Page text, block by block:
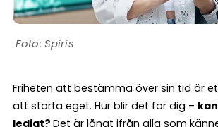
Spiris
Friheten att bestämma över sin tid är
att starta eget. Hur blir det för dig –
ledigt? Det är långt ifrån alla som